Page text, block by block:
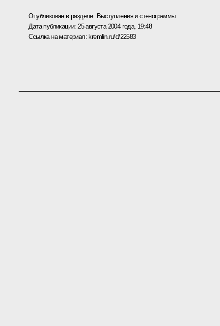
Опубликован в разделе: Выступления и стенограммы
Дата публикации: 25 августа 2004 года, 19:48
Ссылка на материал:kremlin.ru/d/22583